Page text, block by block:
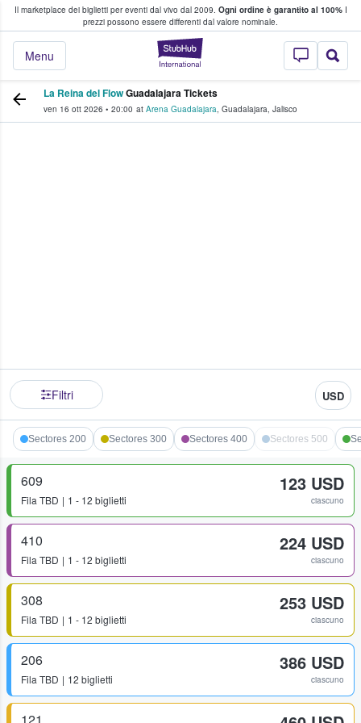
Il marketplace dei biglietti per eventi dal vivo dal 2009. Ogni ordine è garantito al 100%I
prezzi possono essere differenti dal valore nominale.
StubHub - Dove
Menu
fan comprano e vendono biglietti
La Reina del FlowGuadalajara Tickets
ven 16 ott 2026 • 20:00 at Arena Guadalajara, Guadalajara, Jalisco
Filtri USD
Sectores 200 Sectores 300 Sectores 400 Sectores 500
609
Fila TBD 1 - 12 biglietti
123 USD
ciascuno
410
Fila TBD 1 - 12 biglietti
224 USD
ciascuno
308
Fila TBD 1 - 12 biglietti
253 USD
ciascuno
206
Fila TBD 12 biglietti
386 USD
ciascuno